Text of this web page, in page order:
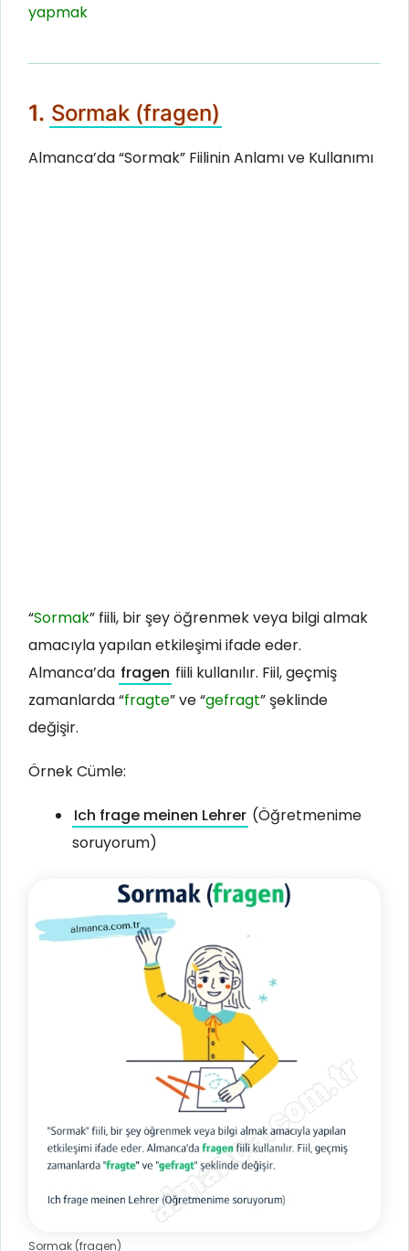
yapmak
1. Sormak (fragen)
Almanca’da “Sormak” Fiilinin Anlamı ve Kullanımı
“Sormak” fiili, bir şey öğrenmek veya bilgi almak
amacıyla yapılan etkileşimi ifade eder.
Almanca’da fragen fiili kullanılır. Fiil, geçmiş
zamanlarda “fragte” ve “gefragt” şeklinde
değişir.
Örnek Cümle:
Ich frage meinen Lehrer (Öğretmenime
soruyorum)
Sormak (fragen)